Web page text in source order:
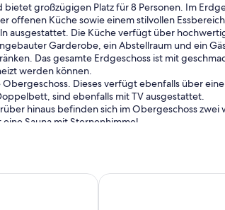
großzügigen Platz für 8 Personen. Im
offenen Küche sowie einem stilvollen
ausgestattet. Die Küche verfügt über
Garderobe, ein Abstellraum und ein
Das gesamte Erdgeschoss ist mit
werden können.
Dieses verfügt ebenfalls über eine
sind ebenfalls mit TV ausgestattet.
hinaus befinden sich im Obergeschoss zwei
Sauna mit Sternenhimmel.
und 2 sonnigen Terrassen ist mit
Doppelhaushälfte
905) Summerdiek 9 -